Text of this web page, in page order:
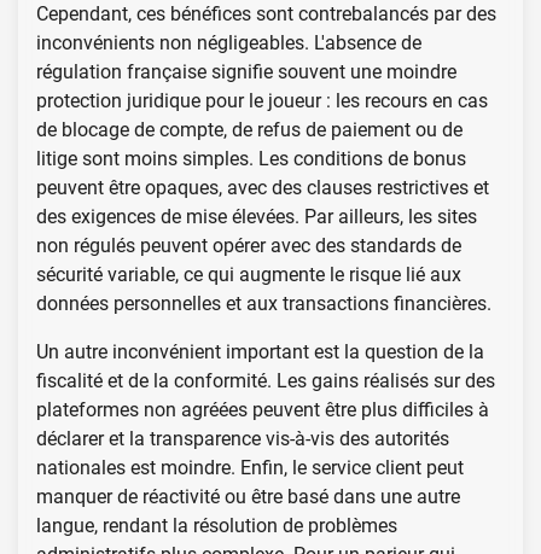
Cependant, ces bénéfices sont contrebalancés par des
inconvénients non négligeables. L'absence de
régulation française signifie souvent une moindre
protection juridique pour le joueur : les recours en cas
de blocage de compte, de refus de paiement ou de
litige sont moins simples. Les conditions de bonus
peuvent être opaques, avec des clauses restrictives et
des exigences de mise élevées. Par ailleurs, les sites
non régulés peuvent opérer avec des standards de
sécurité variable, ce qui augmente le risque lié aux
données personnelles et aux transactions financières.
Un autre inconvénient important est la question de la
fiscalité et de la conformité. Les gains réalisés sur des
plateformes non agréées peuvent être plus difficiles à
déclarer et la transparence vis-à-vis des autorités
nationales est moindre. Enfin, le service client peut
manquer de réactivité ou être basé dans une autre
langue, rendant la résolution de problèmes